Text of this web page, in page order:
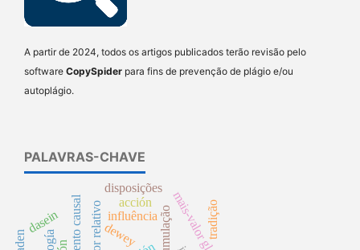
A partir de 2024, todos os artigos publicados terão revisão pelo
software CopySpider para fins de prevenção de plágio e/ou
autoplágio.
PALAVRAS-CHAVE
mais-valor global
dewey
influência
dasein tradição
disposições
acción